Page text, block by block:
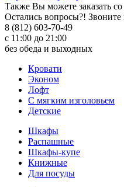
Также Вы можете заказать
Остались вопросы?! Звоните
8 (812) 603-70-49
с 11:00 до 21:00
без обеда и выходных
Кровати
Эконом
Лофт
С мягким изголовьем
Детские
Шкафы
Распашные
Шкафы-купе
Книжные
Для посуды